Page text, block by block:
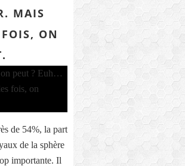
MAIS
ON
de 54%, la part
de la sphère
importante. Il